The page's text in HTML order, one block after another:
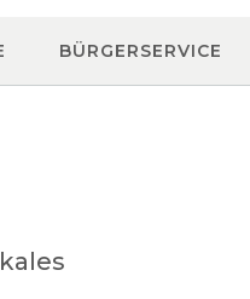
BÜRGERSERVICE